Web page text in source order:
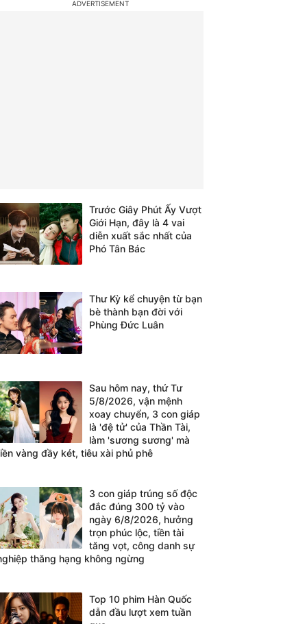
Trước Giây Phút Ấy Vượt
Giới Hạn, đây là 4 vai
diễn xuất sắc nhất của
Phó Tân Bác
Thư Kỳ kể chuyện từ bạn
bè thành bạn đời với
Phùng Đức Luân
Sau hôm nay, thứ Tư
5/8/2026, vận mệnh
xoay chuyển, 3 con giáp
là 'đệ tử' của Thần Tài,
làm 'sương sương' mà
vàng đầy két, tiêu xài phủ phê
3 con giáp trúng số độc
đắc đúng 300 tỷ vào
ngày 6/8/2026, hưởng
trọn phúc lộc, tiền tài
tăng vọt, công danh sự
thăng hạng không ngừng
Top 10 phim Hàn Quốc
dẫn đầu lượt xem tuần